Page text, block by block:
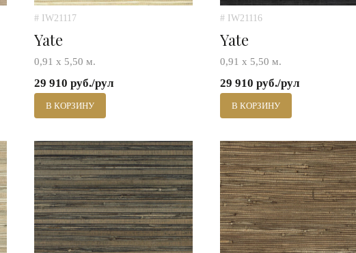
# IW21117
Yate
0,91 х 5,50 м.
29 910 руб./рул
В КОРЗИНУ
# IW21116
Yate
0,91 х 5,50 м.
29 910 руб./рул
В КОРЗИНУ